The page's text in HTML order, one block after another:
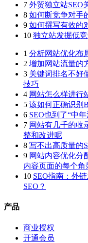
7 外贸独立站SEO
8 如何断竞争对手
9 如何撰写有效的
10 独立站发掘低
1 分析网站优化布
2 增加网站流量的
3 关键词排名不好
技巧
4 网站怎么样进行
5 该如何正确识别
6 SEO也到了“中
7 网站有几千的收
整和改进呢
8 写不出高质量的
9 网站内容优化分
内容页面的每个角
10 SEO指南：外
SEO？
产品
商业授权
开通会员